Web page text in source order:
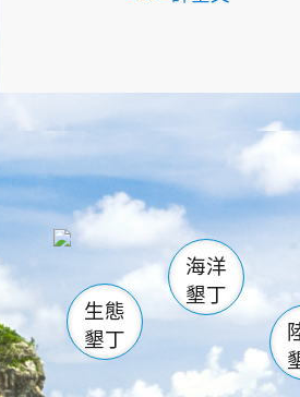
龜山 海生館
恆春
龍鑾潭自
瓊麻館
關山
白砂
生態
墾丁
海洋
墾丁